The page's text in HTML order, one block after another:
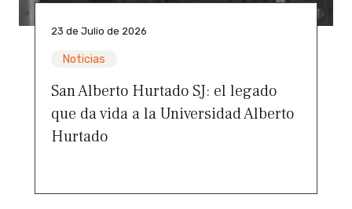
23 de Julio de 2026
Noticias
San Alberto Hurtado SJ: el legado
que da vida a la Universidad Alberto
Hurtado